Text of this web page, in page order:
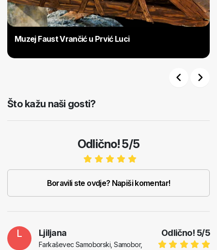
Muzej Faust Vrančić u Prvić Luci
Što kažu naši gosti?
Odlično! 5/5
Boravili ste ovdje? Napiši komentar!
L Odlično! 5/5
Ljiljana
Farkaševec Samoborski, Samobor,